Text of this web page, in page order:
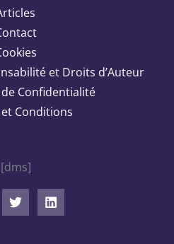
et Droits d’Auteur
Confidentialité
Conditions
[dms]